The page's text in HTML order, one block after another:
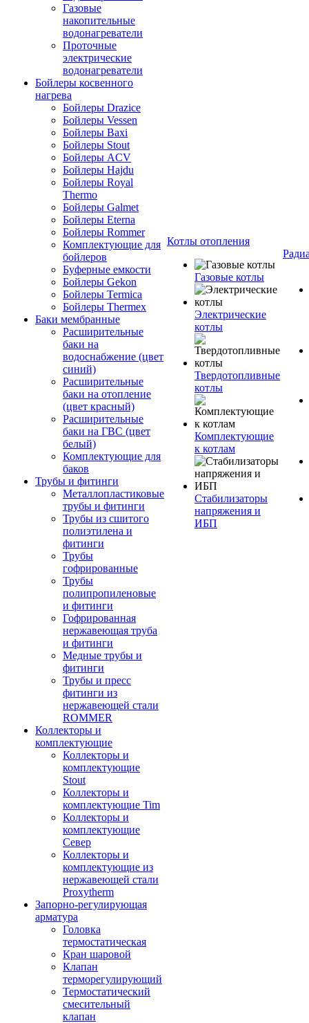
Газовые
накопительные
водонагреватели
Проточные
электрические
водонагреватели
Бойлеры косвенного
нагрева
Бойлеры Drazice
Бойлеры Vessen
Бойлеры Baxi
Бойлеры Stout
Бойлеры ACV
Бойлеры Hajdu
Бойлеры Royal
Thermo
Бойлеры Galmet
Бойлеры Eterna
Бойлеры Rommer
Комплектующие для
бойлеров
Буферные емкости
Бойлеры Gekon
Бойлеры Termica
Бойлеры Thermex
Баки мембранные
Расширительные
баки на
водоснабжение (цвет
синий)
Расширительные
баки на отопление
(цвет красный)
Расширительные
баки на ГВС (цвет
белый)
Комплектующие для
баков
Трубы и фитинги
Металлопластиковые
трубы и фитинги
Трубы из сшитого
полиэтилена и
фитинги
Трубы
гофрированные
Трубы
полипропиленовые
и фитинги
Гофрированная
нержавеющая труба
и фитинги
Медные трубы и
фитинги
Трубы и пресс
фитинги из
нержавеющей стали
ROMMER
Коллекторы и
комплектующие
Коллекторы и
комплектующие
Stout
Коллекторы и
комплектующие Tim
Коллекторы и
комплектующие
Север
Коллекторы и
комплектующие из
нержавеющей стали
Proxytherm
Запорно-регулирующая
арматура
Головка
термостатическая
Кран шаровой
Клапан
терморегулирующий
Термостатический
смесительный
клапан
Котлы отопления
Газовые котлы
Электрические
котлы
Твердотопливные
котлы
Комплектующие
к котлам
Стабилизаторы
напряжения и
ИБП